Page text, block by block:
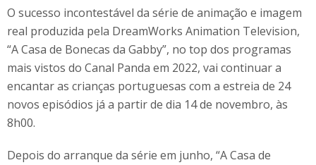
O sucesso incontestável da série de animação e imagem
real produzida pela DreamWorks Animation Television,
“A Casa de Bonecas da Gabby”, no top dos programas
mais vistos do Canal Panda em 2022, vai continuar a
encantar as crianças portuguesas com a estreia de 24
novos episódios já a partir de dia 14 de novembro, às
8h00.
Depois do arranque da série em junho, “A Casa de